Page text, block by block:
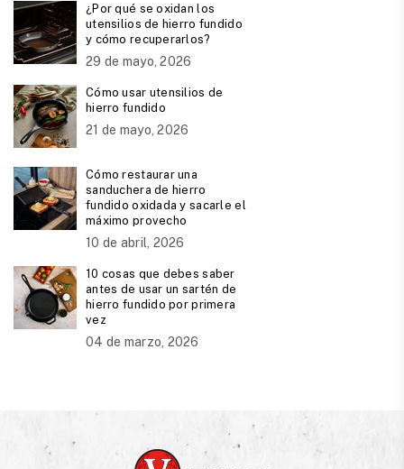
¿Por qué se oxidan los
utensilios de hierro fundido
y cómo recuperarlos?
29 de mayo, 2026
Cómo usar utensilios de
hierro fundido
21 de mayo, 2026
Cómo restaurar una
sanduchera de hierro
fundido oxidada y sacarle el
máximo provecho
10 de abril, 2026
10 cosas que debes saber
antes de usar un sartén de
hierro fundido por primera
vez
04 de marzo, 2026